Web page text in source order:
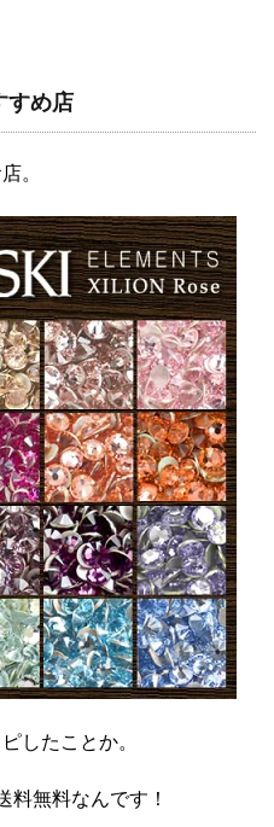
すめ店
。
したことか。
料無料なんです！